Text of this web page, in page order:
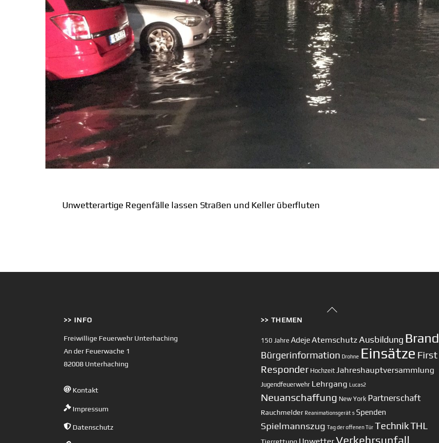
Unwetterartige Regenfälle lassen Straßen und Keller überfluten
Back
>> INFO
Freiwillige Feuerwehr Unterhaching
An der Feuerwache 1
82008 Unterhaching
Kontakt
Impressum
Datenschutz
>> THEMEN
150 Jahre AdejeAtemschutz Ausbildung Brand
Bürgerinformation Drohne Einsätze First
Responder Hochzeit Jahreshauptversammlung
Jugendfeuerwehr Lehrgang Lucas2
Neuanschaffung New York Partnerschaft
Rauchmelder Reanimationsgerät s Spenden
Spielmannszug Tag der offenen Tür TechnikTHL
Tierrettung UnwetterVerkehrsunfall